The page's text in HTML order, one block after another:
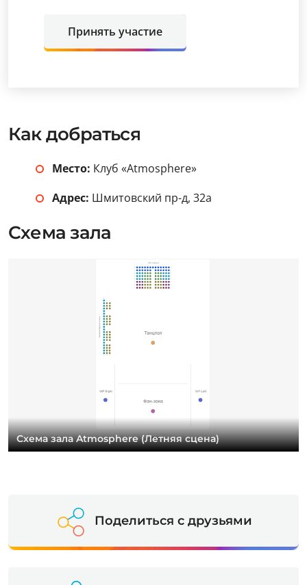
Принять участие
Как добраться
Место: Клуб «Atmosphere»
Адрес: Шмитовский пр-д, 32а
Схема зала
Схема зала Atmosphere (Летняя сцена)
Поделиться с друзьями